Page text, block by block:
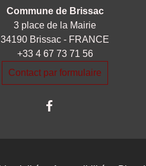
Commune de Brissac
3 place de la Mairie
34190 Brissac - FRANCE
+33 4 67 73 71 56
Contact par formulaire